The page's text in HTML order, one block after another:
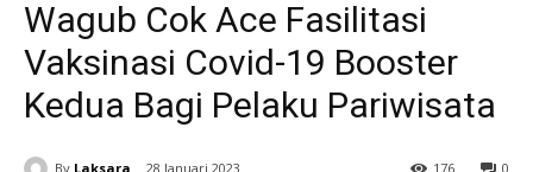
Wagub Cok Ace Fasilitasi
Vaksinasi Covid-19 Booster
Kedua Bagi Pelaku Pariwisata
By Laksara 28 Januari 2023 0
176